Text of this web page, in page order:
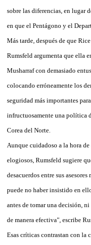
sobre las diferencias, en lugar
en que el Pentágono y el
Más tarde, después de que
Rumsfeld argumenta que ella
Musharraf con demasiado
colocando erróneamente los
seguridad más importantes
infructuosamente una política
Corea del Norte.
Aunque cuidadoso a la hora
elogiosos, Rumsfeld sugiere
desacuerdos entre sus
puede no haber insistido en
antes de tomar una decisión,
de manera efectiva", escribe
Esas críticas contrastan con la